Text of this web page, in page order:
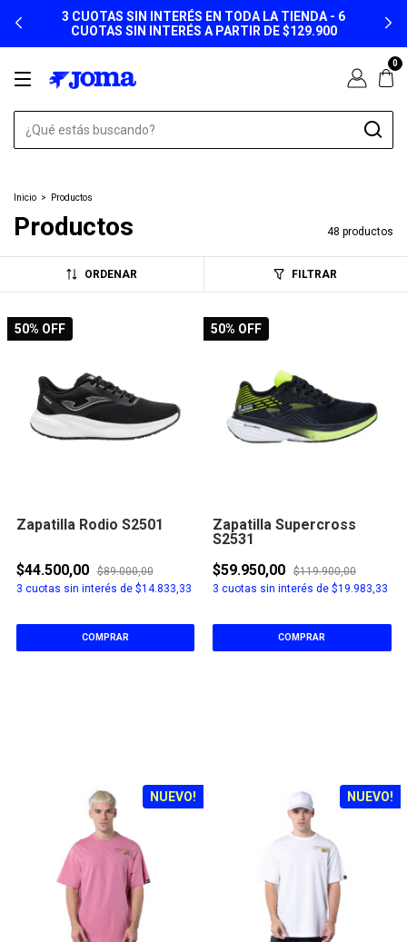
3 CUOTAS SIN INTERÉS EN TODA LA TIENDA - 6
CUOTAS SIN INTERÉS A PARTIR DE $129.900
0
Inicio > Productos
Productos 48 productos
ORDENAR FILTRAR
50% OFF
Zapatilla Rodio S2501
$44.500,00
$89.000,00
3 cuotas sin interés de $14.833,33
COMPRAR
50% OFF
Zapatilla Supercross
S2531
$59.950,00
$119.900,00
3 cuotas sin interés de $19.983,33
COMPRAR
NUEVO! NUEVO!